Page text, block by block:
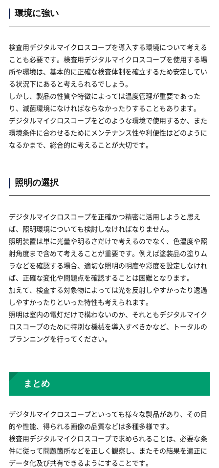
環境に強い
検査用デジタルマイクロスコープを導入する環境について考える
ことも必要です。検査用デジタルマイクロスコープを使用する場
所や環境は、基本的に正確な検査体制を確立するため安定してい
る状況下にあると考えられるでしょう。
しかし、製品の性質や特徴によっては温度管理が重要であった
り、滅菌環境になければならなかったりすることもあります。
デジタルマイクロスコープをどのような環境で使用するか、また
環境条件に合わせるためにメンテナンス性や利便性はどのように
なるかまで、総合的に考えることが大切です。
照明の選択
デジタルマイクロスコープを正確かつ精密に活用しようと思え
ば、照明環境についても検討しなければなりません。
照明装置は単に光量や明るさだけで考えるのでなく、色温度や照
射角度まで含めて考えることが重要です。例えば塗装品の塗りム
ラなどを確認する場合、適切な照明の明度や彩度を設定しなけれ
ば、正確な変化や問題点を確認することは困難となります。
加えて、検査する対象物によっては光を反射しやすかったり透過
しやすかったりといった特性も考えられます。
照明は室内の電灯だけで構わないのか、それともデジタルマイク
ロスコープのために特別な機械を導入すべきかなど、トータルの
プランニングを行ってください。
まとめ
デジタルマイクロスコープといっても様々な製品があり、その目
的や性能、得られる画像の品質などは多種多様です。
検査用デジタルマイクロスコープで求められることは、必要な条
件に従って問題箇所などを正しく観察し、またその結果を適正に
データ化及び共有できるようにすることです。